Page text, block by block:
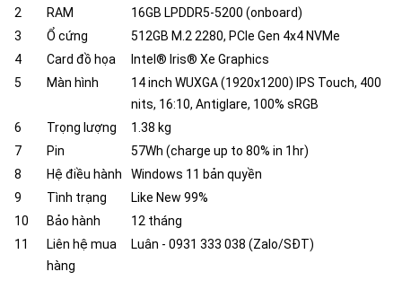
2
RAM
16GB LPDDR5-5200 (onboard)
3
Ổ cứng
512GB M.2 2280, PCIe Gen 4x4 NVMe
4
Card đồ họa
Intel® Iris® Xe Graphics
5
Màn hình
14 inch WUXGA (1920x1200) IPS Touch, 400
nits, 16:10, Antiglare, 100% sRGB
6
Trọng lượng
1.38 kg
7
Pin
57Wh (charge up to 80% in 1hr)
8
Hệ điều hành
Windows 11 bản quyền
9
Tình trạng
Like New 99%
10
Bảo hành
12 tháng
11
Liên hệ mua
hàng
Luân - 0931 333 038 (Zalo/SĐT)